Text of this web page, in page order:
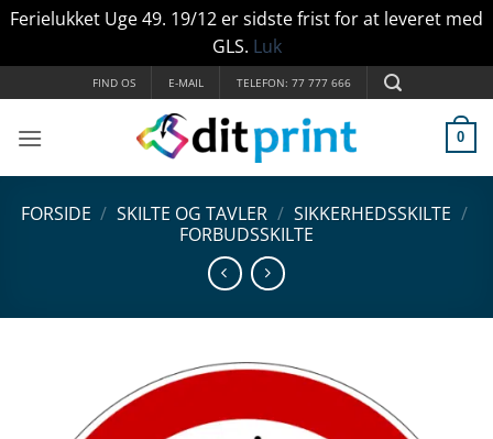
Ferielukket Uge 49. 19/12 er sidste frist for at leveret med
GLS. Luk
til
indhold
FIND OS E-MAIL TELEFON: 77 777 666
0
FORSIDE / SKILTE OG TAVLER / SIKKERHEDSSKILTE /
FORBUDSSKILTE